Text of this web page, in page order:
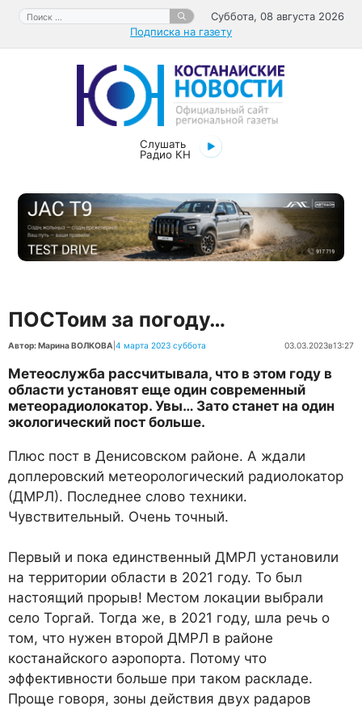
Перейти
содержимому
Поиск:
Суббота, 08 августа 2026
Подписка на газету
Слушать
Радио КН
ПОСТоим за погоду…
Автор: Марина ВОЛКОВА 4 марта 2023 суббота 03.03.2023в13:27
Метеослужба рассчитывала, что в этом году в
области установят еще один современный
метеорадиолокатор. Увы… Зато станет на один
экологический пост больше.
Плюс пост в Денисовском районе. А ждали
доплеровский метеорологический радиоло­катор
(ДМРЛ). Последнее сло­во техники.
Чувствительный. Очень точный.
Первый и пока единственный ДМРЛ установили
на террито­рии области в 2021 году. То был
настоящий прорыв! Местом локации выбрали
село Торгай. Тогда же, в 2021 году, шла речь о
том, что нужен второй ДМРЛ в районе
костанайского аэро­порта. Потому что
эффективно­сти больше при таком раскладе.
Проще говоря, зоны действия двух радаров